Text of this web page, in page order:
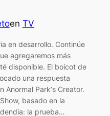
en TV
en desarrollo. Continúe
agregaremos más
disponible. El boicot de
una respuesta
Anormal Park‘s Creator.
basado en la
la prueba…